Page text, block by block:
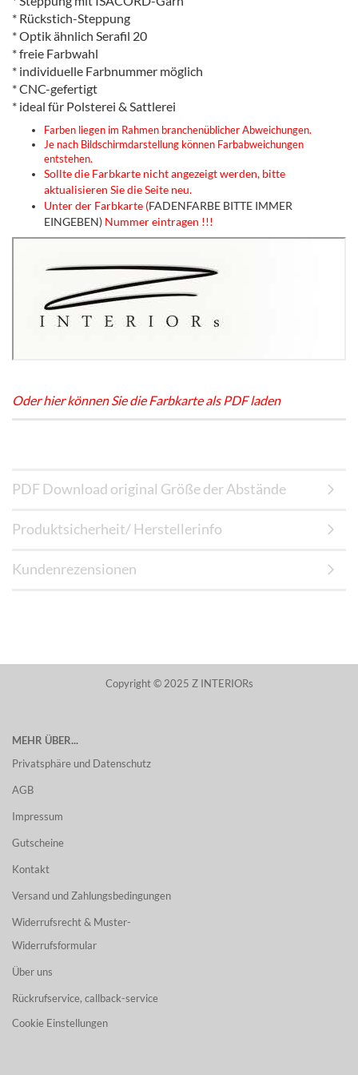
* Rückstich-Steppung
* Optik ähnlich Serafil 20
* freie Farbwahl
* individuelle Farbnummer möglich
* CNC-gefertigt
* ideal für Polsterei & Sattlerei
Farben liegen im Rahmen branchenüblicher Abweichungen.
Je nach Bildschirmdarstellung können Farbabweichungen
entstehen.
Sollte die Farbkarte nicht angezeigt werden, bitte
aktualisieren Sie die Seite neu.
Unter der Farbkarte (FADENFARBE BITTE IMMER
EINGEBEN) Nummer eintragen !!!
Oder hier können Sie die Farbkarte als PDF laden
PDF Download original Größe der Abstände
Produktsicherheit/ Herstellerinfo
Kundenrezensionen
Copyright © 2025 Z INTERIORs
MEHR ÜBER...
Privatsphäre und Datenschutz
AGB
Impressum
Gutscheine
Kontakt
Versand und Zahlungsbedingungen
Widerrufsrecht & Muster-
Widerrufsformular
Über uns
Rückrufservice, callback-service
Cookie Einstellungen